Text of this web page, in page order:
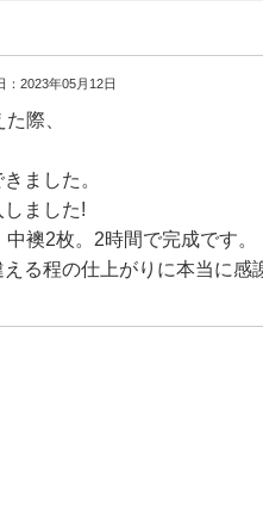
色〉
シール
ア〉
障子紙
イター
〉
〉
：2023年05月12日
際、
ました。
ました!
襖2枚。2時間で完成です。
る程の仕上がりに本当に感